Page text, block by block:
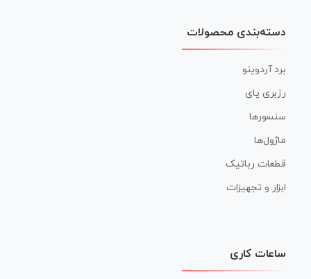
دسته‌بندی محصولات
برد آردوینو
رزبری پای
سنسورها
ماژول‌ها
قطعات رباتیک
ابزار و تجهیزات
ساعات کاری